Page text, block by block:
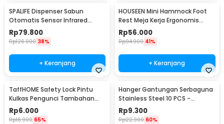
SPALIFE Dispenser Sabun
Otomatis Sensor Infrared
Stainless Steel 250ml - AD-03
Rp79.800
Rp126.900 38%
+ Keranjang
HOUSEEN Mini Hammock Foot
Rest Meja Kerja Ergonomis
Sandaran Kaki
Rp56.000
Rp94.900 41%
+ Keranjang
TaffHOME Safety Lock Pintu
Kulkas Pengunci Tambahan
Tempel - S1843
Rp6.000
Rp16.900 65%
Hanger Gantungan Serbaguna
Stainless Steel 10 PCS -
M127105
Rp9.300
Rp22.900 60%